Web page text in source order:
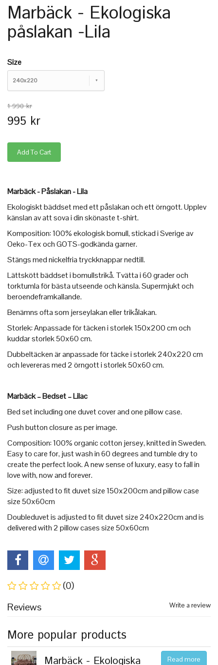
Marbäck - Ekologiska
påslakan -Lila
Size
240x220
1 990 kr
995 kr
Marbäck - Påslakan - Lila
Ekologiskt bäddset med ett påslakan och ett örngott. Upplev
känslan av att sova i din skönaste t-shirt.
Komposition: 100% ekologisk bomull, stickad i Sverige av
Oeko-Tex och GOTS-godkända garner.
Stängs med nickelfria tryckknappar nedtill.
Lättskött bäddset i bomullstrikå. Tvätta i 60 grader och
torktumla för bästa utseende och känsla. Supermjukt och
beroendeframkallande.
Benämns ofta som jerseylakan eller trikålakan.
Storlek: Anpassade för täcken i storlek 150x200 cm och
kuddar storlek 50x60 cm.
Dubbeltäcken är anpassade för täcke i storlek 240x220 cm
och levereras med 2 örngott i storlek 50x60 cm.
Marbäck – Bedset – Lilac
Bed set including one duvet cover and one pillow case.
Push button closure as per image.
Composition: 100% organic cotton jersey, knitted in Sweden.
Easy to care for, just wash in 60 degrees and tumble dry to
create the perfect look. A new sense of luxury, easy to fall in
love with, now and forever.
Size: adjusted to fit duvet size 150x200cm and pillow case
size 50x60cm
Doubleduvet is adjusted to fit duvet size 240x220cm and is
delivered with 2 pillow cases size 50x60cm
(0)
Reviews Write a review
More popular products
Marbäck - Ekologiska Read more